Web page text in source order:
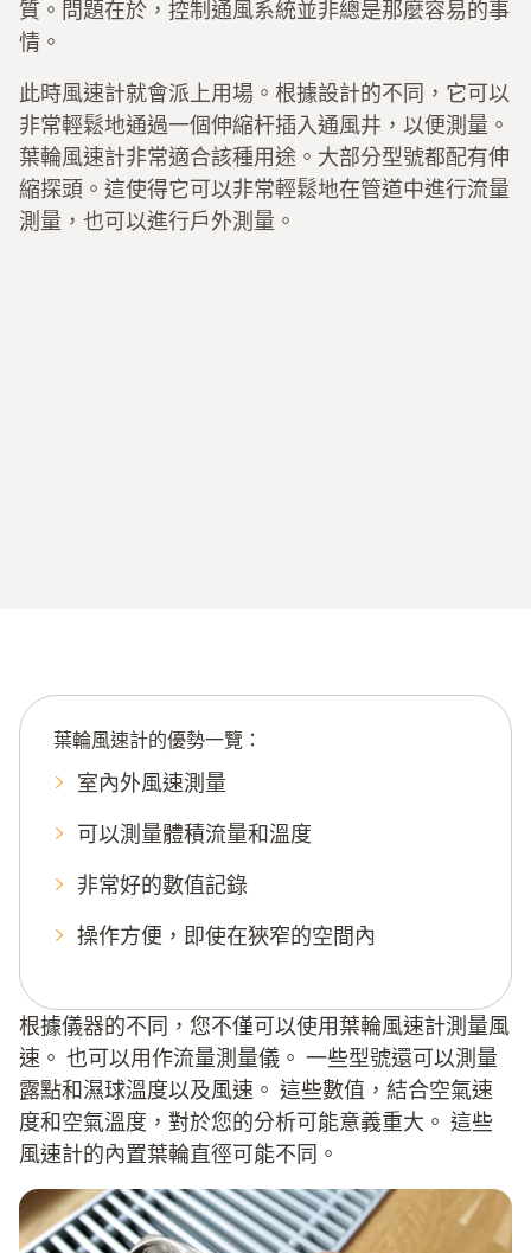
質。問題在於，控制通風系統並非總是那麼容易的事
情。
此時風速計就會派上用場。根據設計的不同，它可以
非常輕鬆地通過一個伸縮杆插入通風井，以便測量。
葉輪風速計非常適合該種用途。大部分型號都配有伸
縮探頭。這使得它可以非常輕鬆地在管道中進行流量
測量，也可以進行戶外測量。
葉輪風速計的優勢一覽：
室內外風速測量
可以測量體積流量和溫度
非常好的數值記錄
操作方便，即使在狹窄的空間內
根據儀器的不同，您不僅可以使用葉輪風速計測量風
速。 也可以用作流量測量儀。 一些型號還可以測量
露點和濕球溫度以及風速。 這些數值，結合空氣速
度和空氣溫度，對於您的分析可能意義重大。 這些
風速計的內置葉輪直徑可能不同。